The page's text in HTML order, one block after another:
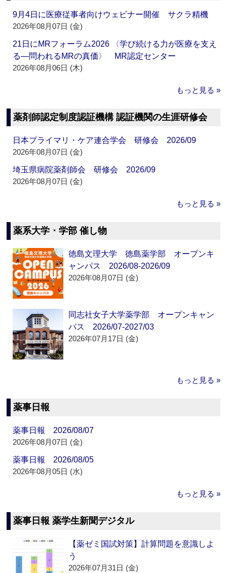
9月4日に医療従事者向けウェビナー開催 サクラ精機
2026年08月07日 (金)
21日にMRフォーラム2026 〈学び続ける力が医療を支え
る―問われるMRの真価〉 MR認定センター
2026年08月06日 (木)
もっと見る »
薬剤師認定制度認証機構 認証機関の生涯研修会
日本プライマリ・ケア連合学会 研修会 2026/09
2026年08月07日 (金)
埼玉県病院薬剤師会 研修会 2026/09
2026年08月07日 (金)
もっと見る »
薬系大学・学部 催し物
徳島文理大学 徳島薬学部 オープンキ
ャンパス 2026/08-2026/09
2026年08月07日 (金)
同志社女子大学薬学部 オープンキャン
パス 2026/07-2027/03
2026年07月17日 (金)
もっと見る »
薬事日報
薬事日報 2026/08/07
2026年08月07日 (金)
薬事日報 2026/08/05
2026年08月05日 (水)
もっと見る »
薬事日報 薬学生新聞デジタル
【薬ゼミ国試対策】計算問題を意識しよ
う
2026年07月31日 (金)